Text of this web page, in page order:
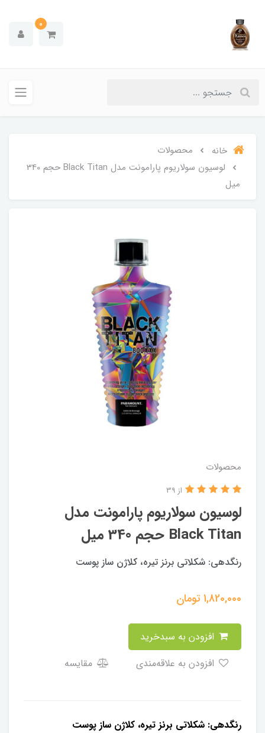
0
خانه
محصولات
لوسیون سولاریوم پارامونت مدل Black Titan حجم 340
میل
محصولات
لوسیون سولاریوم پارامونت مدل
Black Titan حجم 340 میل
از 39
رنگدهی: شکلاتی برنز تیره، کلاژن ساز پوست
1,820,000تومان
مقایسه
رنگدهی: شکلاتی برنز تیره، کلاژن ساز پوست